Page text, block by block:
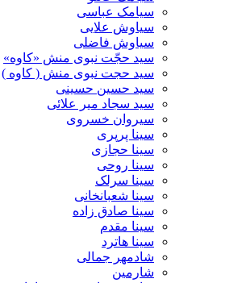
سیامک عباسی
سیاوش علایی
سیاوش فاضلی
سید حجّت نبوی منش «کاوه»
سید حجت نبوی منش ( کاوه )
سید حسین حسینى
سید سجاد میر علائی
سیروان خسروی
سینا پرپری
سینا حجازی
سینا روحی
سینا سرلک
سینا شعبانخانی
سینا صادق زاده
سینا مقدم
سینا هاترد
شادمهر جمالی
شارمین